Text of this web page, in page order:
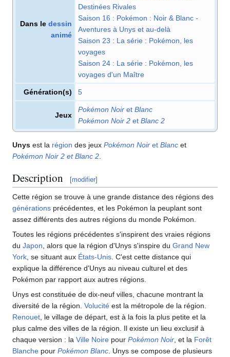
Dans le dessin
animé
Destinées Rivales
Saison 16 : Pokémon : Noir & Blanc -
Aventures à Unys et au-delà
Saison 23 : La série : Pokémon, les
voyages
Saison 24 : La série : Pokémon, les
voyages d'un Maître
Génération(s) 5
Jeux
Pokémon Noir et Blanc
Pokémon Noir 2 et Blanc 2
Unys est la région des jeux Pokémon Noir et Blanc et
Pokémon Noir 2 etBlanc 2
Description [modifier]
Cette région se trouve à une grande distance des régions des
générations précédentes, et les Pokémon la peuplant sont
assez différents des autres régions du monde Pokémon.
Toutes les régions précédentes s'inspirent des vraies régions
du Japon , alors que la région d'Unys s'inspire du Grand New
York , se situant aux États-Unis . C'est cette distance qui
explique la différence d'Unys au niveau culturel et des
Pokémon par rapport aux autres régions.
Unys est constituée de dix-neuf villes, chacune montrant la
diversité de la région. Volucité est la métropole de la région.
Renouet , le village de départ, est à la fois la plus petite et la
plus calme des villes de la région. Il existe un lieu exclusif à
chaque version : la Ville Noire pour Pokémon Noir , et la Forêt
Blanche pour Pokémon Blanc . Unys se compose de plusieurs